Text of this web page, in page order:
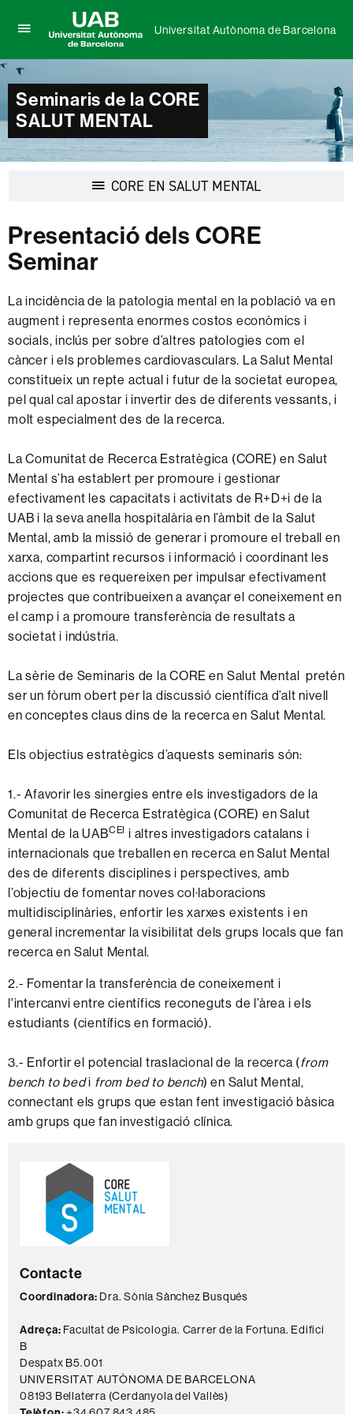
per
desplegar
el
menú
de
Autònoma
de
Autònoma
de
Barcelona
Universitat Autònoma de Barcelona
Seminaris de la CORE
SALUT MENTAL
CORE EN SALUT MENTAL
Presentació dels CORE
Seminar
La incidència de la patologia mental en la població va en
augment i representa enormes costos econòmics i
socials, inclús per sobre d’altres patologies com el
càncer i els problemes cardiovasculars. La Salut Mental
constitueix un repte actual i futur de la societat europea,
pel qual cal apostar i invertir des de diferents vessants, i
molt especialment des de la recerca.
La Comunitat de Recerca Estratègica (CORE) en Salut
Mental s’ha establert per promoure i gestionar
efectivament les capacitats i activitats de R+D+i de la
UAB i la seva anella hospitalària en l’àmbit de la Salut
Mental, amb la missió de generar i promoure el treball en
xarxa, compartint recursos i informació i coordinant les
accions que es requereixen per impulsar efectivament
projectes que contribueixen a avançar el coneixement en
el camp i a promoure transferència de resultats a
societat i indústria.
La sèrie de Seminaris de la CORE en Salut Mental pretén
ser un fòrum obert per la discussió científica d’alt nivell
en conceptes claus dins de la recerca en Salut Mental.
Els objectius estratègics d’aquests seminaris són:
1.- Afavorir les sinergies entre els investigadors de la
Comunitat de Recerca Estratègica (CORE) en Salut
Mental de la UABCEI i altres investigadors catalans i
internacionals que treballen en recerca en Salut Mental
des de diferents disciplines i perspectives, amb
l’objectiu de fomentar noves col·laboracions
multidisciplinàries, enfortir les xarxes existents i en
general incrementar la visibilitat dels grups locals que fan
recerca en Salut Mental.
2.- Fomentar la transferència de coneixement i
l'intercanvi entre científics reconeguts de l’àrea i els
estudiants (científics en formació).
3.- Enfortir el potencial traslacional de la recerca (from
bench to bedi from bed to bench) en Salut Mental,
connectant els grups que estan fent investigació bàsica
amb grups que fan investigació clínica.
complementària
c
t
e
Contacte
Coordinadora: Dra. Sònia Sànchez Busqués
Adreça: Facultat de Psicologia. Carrer de la Fortuna. Edifici
B
Despatx B5.001
UNIVERSITAT AUTÒNOMA DE BARCELONA
08193 Bellaterra (Cerdanyola del Vallès)